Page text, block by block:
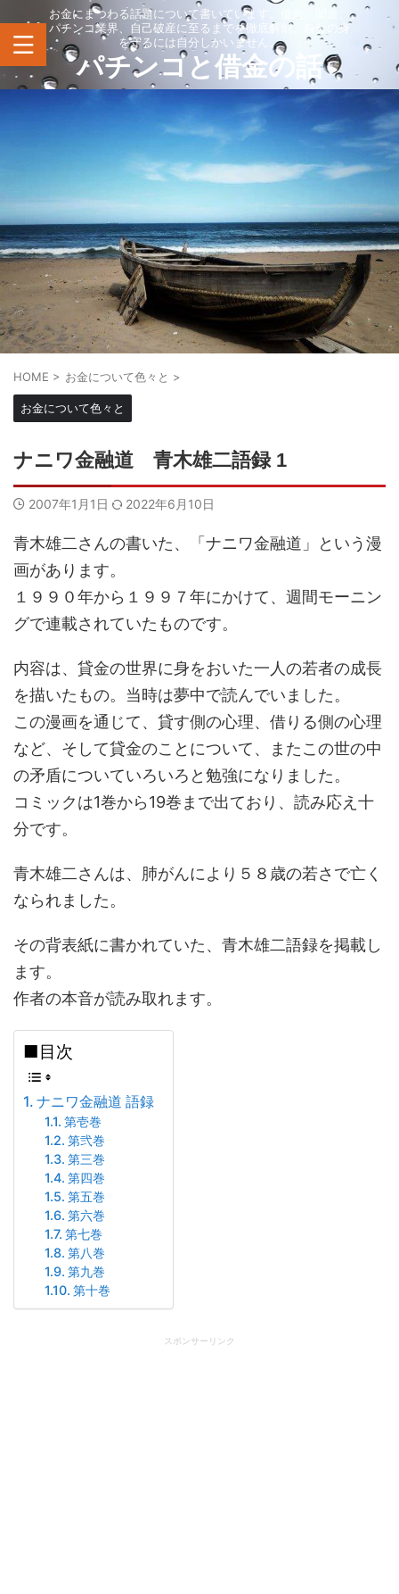
お金にまつわる話題について書いています。借金、闇金、
パチンコ業界、自己破産に至るまでを徹底解剖。自分の身
を守るには自分しかいません。
パチンコと借金の話
HOME > お金について色々と >
お金について色々と
ナニワ金融道 青木雄二語録 1
2007年1月1日 2022年6月10日
青木雄二さんの書いた、「ナニワ金融道」という漫
画があります。
１９９０年から１９９７年にかけて、週間モーニン
グで連載されていたものです。
内容は、貸金の世界に身をおいた一人の若者の成長
を描いたもの。当時は夢中で読んでいました。
この漫画を通じて、貸す側の心理、借りる側の心理
など、そして貸金のことについて、またこの世の中
の矛盾についていろいろと勉強になりました。
コミックは1巻から19巻まで出ており、読み応え十
分です。
青木雄二さんは、肺がんにより５８歳の若さで亡く
なられました。
その背表紙に書かれていた、青木雄二語録を掲載し
ます。
作者の本音が読み取れます。
■目次
ナニワ金融道 語録
第壱巻
第弐巻
第三巻
第四巻
第五巻
第六巻
第七巻
第八巻
第九巻
第十巻
スポンサーリンク